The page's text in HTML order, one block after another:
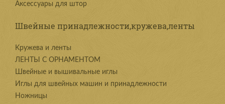
Аксессуары для штор
Швейные принадлежности,кружева,ленты
Kружева и ленты
ЛЕНТЫ С ОРНАМЕНТОМ
Швейные и вышивальные иглы
Иглы для швейных машин и принадлежности
Ножницы